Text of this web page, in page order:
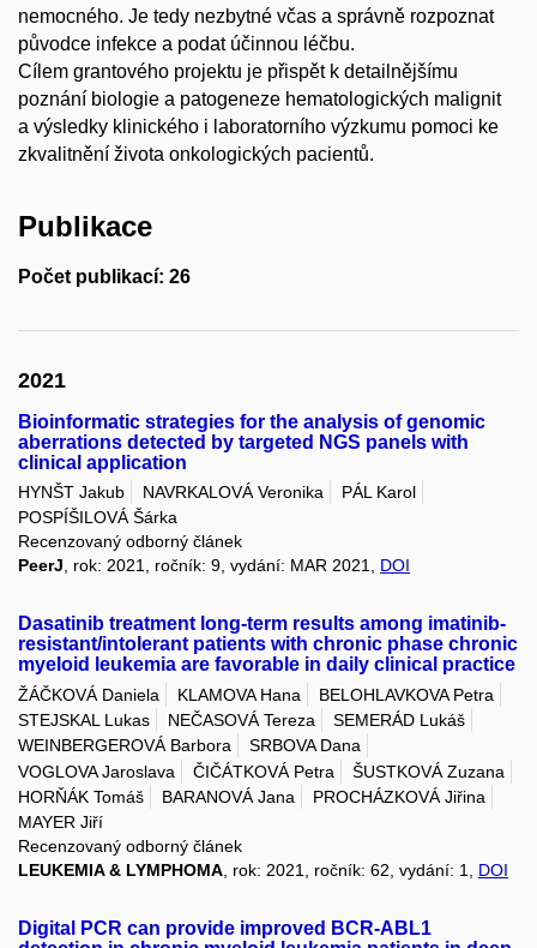
nemocného. Je tedy nezbytné včas a správně rozpoznat
původce infekce a podat účinnou léčbu.
Cílem grantového projektu je přispět k detailnějšímu
poznání biologie a patogeneze hematologických malignit
a výsledky klinického i laboratorního výzkumu pomoci ke
zkvalitnění života onkologických pacientů.
Publikace
Počet publikací: 26
2021
Bioinformatic strategies for the analysis of genomic
aberrations detected by targeted NGS panels with
clinical application
HYNŠT Jakub NAVRKALOVÁ Veronika
PÁL Karol
POSPÍŠILOVÁ Šárka
Recenzovaný odborný článek
PeerJ, rok: 2021, ročník: 9, vydání: MAR 2021, DOI
Dasatinib treatment long-term results among imatinib-
resistant/intolerant patients with chronic phase chronic
myeloid leukemia are favorable in daily clinical practice
ŽÁČKOVÁ Daniela KLAMOVA Hana
BELOHLAVKOVA Petra
STEJSKAL Lukas
NEČASOVÁ Tereza
SEMERÁD Lukáš
WEINBERGEROVÁ Barbora
SRBOVA Dana
VOGLOVA Jaroslava
ČIČÁTKOVÁ Petra
ŠUSTKOVÁ Zuzana
HORŇÁK Tomáš
BARANOVÁ Jana
PROCHÁZKOVÁ Jiřina
MAYER Jiří
Recenzovaný odborný článek
LEUKEMIA & LYMPHOMA , rok: 2021, ročník: 62, vydání: 1, DOI
Digital PCR can provide improved BCR-ABL1